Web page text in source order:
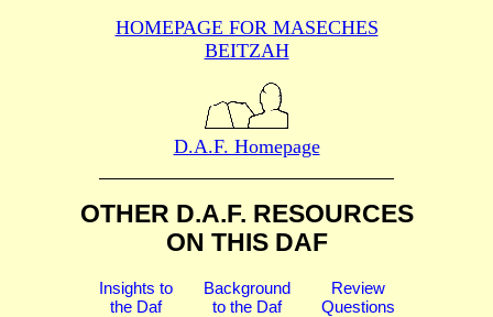
HOMEPAGE FOR MASECHES
BEITZAH
D.A.F. Homepage
OTHER D.A.F. RESOURCES
ON THIS DAF
Insights to
the Daf
Background
to the Daf
Review
Questions